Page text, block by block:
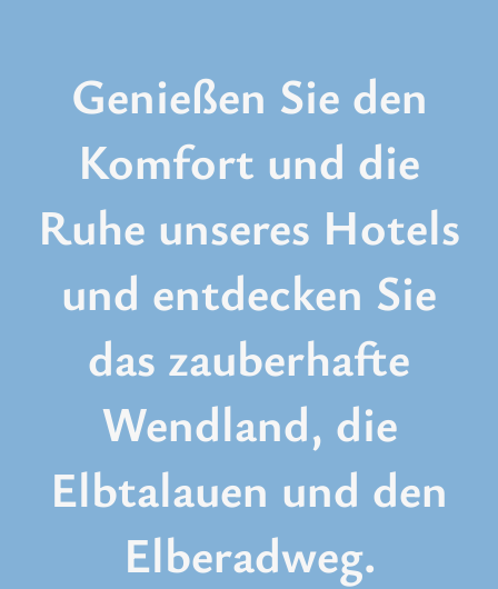
Genießen Sie den
Komfort und die
Ruhe unseres Hotels
und entdecken Sie
das zauberhafte
Wendland, die
Elbtalauen und den
Elberadweg.